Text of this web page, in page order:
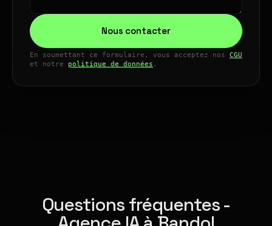
Nous contacter
En soumettant ce formulaire, vous acceptez nos CGU
et notre politique de données .
Questions fréquentes -